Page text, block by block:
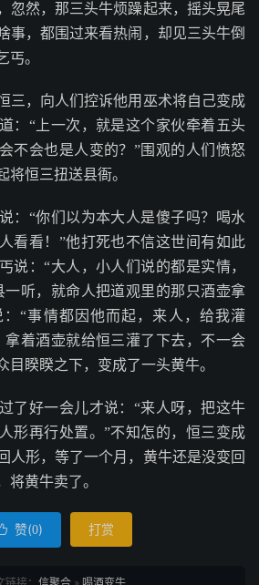
忽然，那三头牛烦躁起来，摇头晃尾
事，都围过来看热闹，却见三头牛倒
丐。
三，向人们控诉他用巫术将自己变成
：“上一次，就是这个家伙牵着五头
不会也是人变的？”围观的人们愤怒
将恒三扭送县衙。
：“你们以为本大人是傻子吗？喝水
看看！”他打死也不信这世间有如此
说：“大人，小人们说的都是实情，
一听，就命人把道观里的那只酒壶拿
“事情都因他而起，来人，给我灌
拿着酒壶就给恒三灌了下去，不一会
目睽睽之下，变成了一头黄牛。
了好一会儿才说：“来人呀，把这牛
形再行处置。”不知怎的，恒三变成
人形，等了一个月，黄牛还是没变回
将黄牛卖了。
赞(0) 打赏